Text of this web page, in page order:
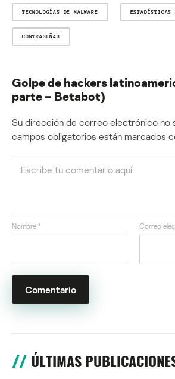
TECNOLOGÍAS DE MALWARE ESTADÍSTICAS
CONTRASEÑAS
Golpe de hackers
parte – Betabot)
Su dirección de correo electrónico no
campos obligatorios están marcados
Nombre * Correo
ÚLTIMAS